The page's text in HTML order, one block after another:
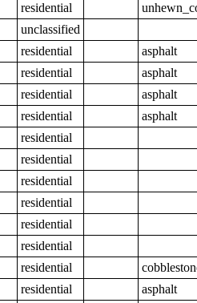
residential
unclassified
residential
asphalt
residential
asphalt
residential
asphalt
residential
asphalt
residential
residential
residential
residential
residential
residential
residential
residential
asphalt